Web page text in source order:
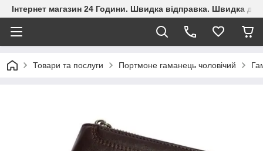
Інтернет магазин 24 Години. Швидка відправка. Швидка
Товари та послуги Портмоне гаманець чоловічий